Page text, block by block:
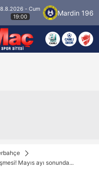
Mardin 1969 Spor
Mayıs ayı sonunda...